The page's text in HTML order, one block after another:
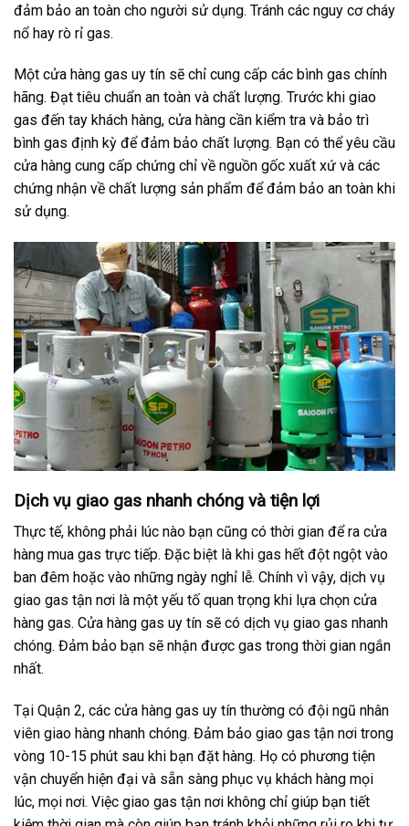
đảm bảo an toàn cho người sử dụng. Tránh các nguy cơ cháy
nổ hay rò rỉ gas.
Một cửa hàng gas uy tín sẽ chỉ cung cấp các bình gas chính
hãng. Đạt tiêu chuẩn an toàn và chất lượng. Trước khi giao
gas đến tay khách hàng, cửa hàng cần kiểm tra và bảo trì
bình gas định kỳ để đảm bảo chất lượng. Bạn có thể yêu cầu
cửa hàng cung cấp chứng chỉ về nguồn gốc xuất xứ và các
chứng nhận về chất lượng sản phẩm để đảm bảo an toàn khi
sử dụng.
Dịch vụ giao gas nhanh chóng và tiện lợi
Thực tế, không phải lúc nào bạn cũng có thời gian để ra cửa
hàng mua gas trực tiếp. Đặc biệt là khi gas hết đột ngột vào
ban đêm hoặc vào những ngày nghỉ lễ. Chính vì vậy, dịch vụ
giao gas tận nơi là một yếu tố quan trọng khi lựa chọn cửa
hàng gas. Cửa hàng gas uy tín sẽ có dịch vụ giao gas nhanh
chóng. Đảm bảo bạn sẽ nhận được gas trong thời gian ngắn
nhất.
Tại Quận 2, các cửa hàng gas uy tín thường có đội ngũ nhân
viên giao hàng nhanh chóng. Đảm bảo giao gas tận nơi trong
vòng 10-15 phút sau khi bạn đặt hàng. Họ có phương tiện
vận chuyển hiện đại và sẵn sàng phục vụ khách hàng mọi
lúc, mọi nơi. Việc giao gas tận nơi không chỉ giúp bạn tiết